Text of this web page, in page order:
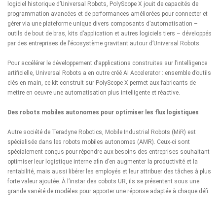
logiciel historique d’Universal Robots, PolyScope X jouit de capacités de
programmation avancées et de performances améliorées pour connecter et
gérer via une plateforme unique divers composants d’automatisation –
outils de bout de bras, kits d’application et autres logiciels tiers – développés
par des entreprises de l’écosystème gravitant autour d’Universal Robots.
Pour accélérer le développement d’applications construites sur l’intelligence
artificielle, Universal Robots a en outre créé AI Accelerator : ensemble d’outils
clés en main, ce kit construit sur PolyScope X permet aux fabricants de
mettre en oeuvre une automatisation plus intelligente et réactive.
Des robots mobiles autonomes pour optimiser les flux logistiques
Autre société de Teradyne Robotics, Mobile Industrial Robots (MiR) est
spécialisée dans les robots mobiles autonomes (AMR). Ceux-ci sont
spécialement conçus pour répondre aux besoins des entreprises souhaitant
optimiser leur logistique interne afin d’en augmenter la productivité et la
rentabilité, mais aussi libérer les employés et leur attribuer des tâches à plus
forte valeur ajoutée. À l’instar des cobots UR, ils se présentent sous une
grande variété de modèles pour apporter une réponse adaptée à chaque défi.